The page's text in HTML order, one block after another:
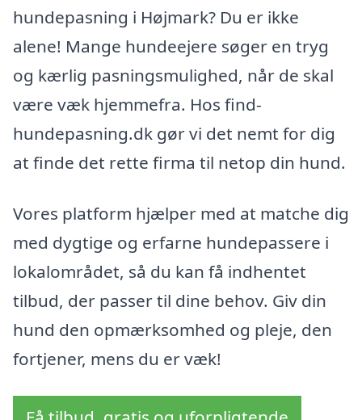
hundepasning i Højmark? Du er ikke
alene! Mange hundeejere søger en tryg
og kærlig pasningsmulighed, når de skal
være væk hjemmefra. Hos find-
hundepasning.dk gør vi det nemt for dig
at finde det rette firma til netop din hund.
Vores platform hjælper med at matche dig
med dygtige og erfarne hundepassere i
lokalområdet, så du kan få indhentet
tilbud, der passer til dine behov. Giv din
hund den opmærksomhed og pleje, den
fortjener, mens du er væk!